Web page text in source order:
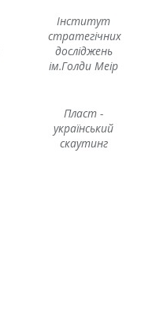
Інститут
стратегічних
досліджень
ім.Голди Меір
Пласт -
український
скаутинг